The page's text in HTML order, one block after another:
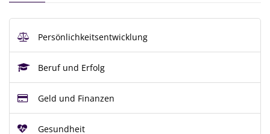
Persönlichkeitsentwicklung
Beruf und Erfolg
Geld und Finanzen
Gesundheit